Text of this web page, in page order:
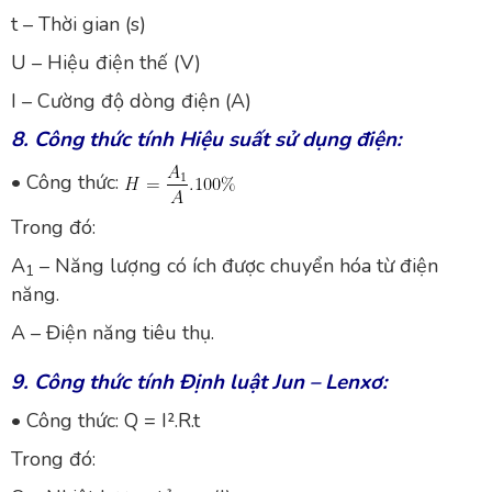
t – Thời gian (s)
U – Hiệu điện thế (V)
I – Cường độ dòng điện (A)
8. Công thức tính Hiệu suất sử dụng điện:
• Công thức:
Trong đó:
A1 – Năng lượng có ích được chuyển hóa từ điện
năng.
A – Điện năng tiêu thụ.
9. Công thức tính Định luật Jun – Lenxơ:
• Công thức: Q = I².R.t
Trong đó: